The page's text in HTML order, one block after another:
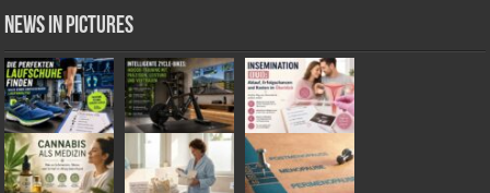
News in Pictures